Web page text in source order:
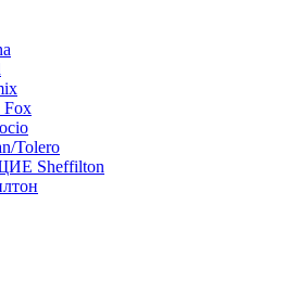
Fox
Tolero
Sheffilton